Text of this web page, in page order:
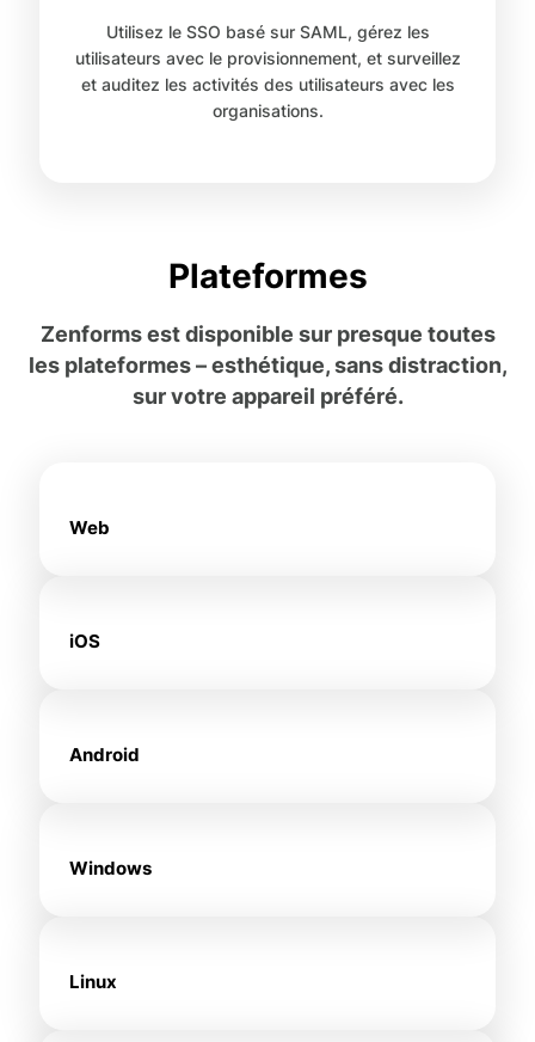
Utilisez le SSO basé sur SAML, gérez les
utilisateurs avec le provisionnement, et surveillez
et auditez les activités des utilisateurs avec les
organisations.
Plateformes
Zenforms est disponible sur presque toutes
les plateformes – esthétique, sans distraction,
sur votre appareil préféré.
Web
iOS
Android
Windows
Linux